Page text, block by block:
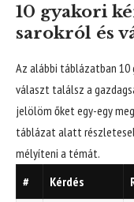
10 gyakori
sarokról és
Az alábbi táblázatban 10
választ találsz a
jelölöm őket egy-egy
táblázat alatt
mélyíteni a témát.
#
Kérdés